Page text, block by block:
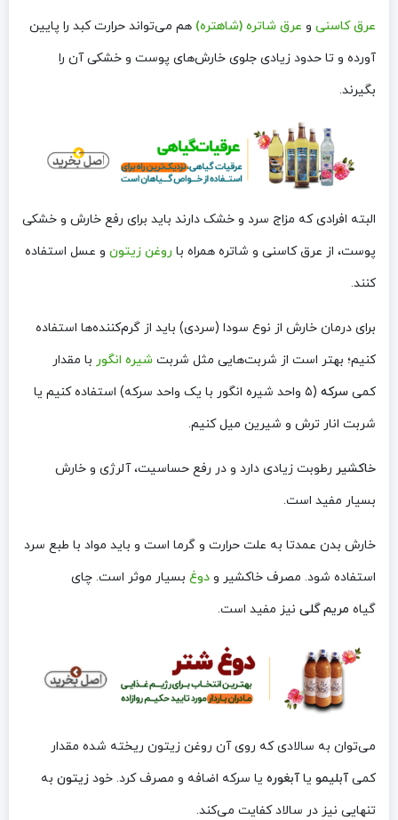
عرق کاسنی و عرق شاتره (شاهتره) هم می‌تواند حرارت کبد را پایین
آورده و تا حدود زیادی جلوی خارش‌های پوست و خشکی آن را
بگیرند.
البته افرادی که مزاج سرد و خشک دارند باید برای رفع خارش‌ و خشکی
پوست، از عرق کاسنی و شاتره همراه با روغن زیتون و عسل استفاده
کنند.
برای درمان خارش از نوع سودا (سردی) باید از گرم‌کننده‌ها استفاده
کنیم؛ بهتر است از شربت‌هایی مثل شربت شیره انگور با مقدار
کمی سرکه
(۵ واحد شیره انگور با یک واحد سرکه) استفاده کنیم یا
شربت انار ترش و شیرین میل کنیم.
خاکشیر رطوبت زیادی دارد و در رفع حساسیت، آلرژی و خارش
بسیار مفید است.
خارش بدن عمدتا به علت حرارت و گرما است و باید مواد با طبع سرد
استفاده شود. مصرف خاکشیر و دوغ بسیار موثر است. چای
گیاه مریم گلی نیز مفید است.
می‌توان به سالادی که روی آن روغن زیتون ریخته شده مقدار
کمیآبلیمو یاآبغوره یا سرکه اضافه و مصرف کرد. خود زیتون به
‌تنهایی نیز در سالاد کفایت می‌کند.